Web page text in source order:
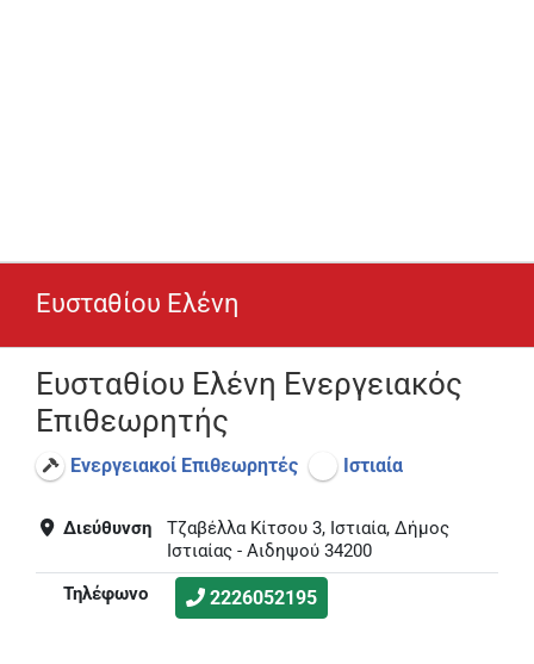
Ευσταθίου Ελένη
Ευσταθίου Ελένη Ενεργειακός
Επιθεωρητής
Ενεργειακοί Επιθεωρητές Ιστιαία
Διεύθυνση
Τζαβέλλα Κίτσου 3, Ιστιαία, Δήμος
Ιστιαίας - Αιδηψού 34200
Τηλέφωνο
2226052195